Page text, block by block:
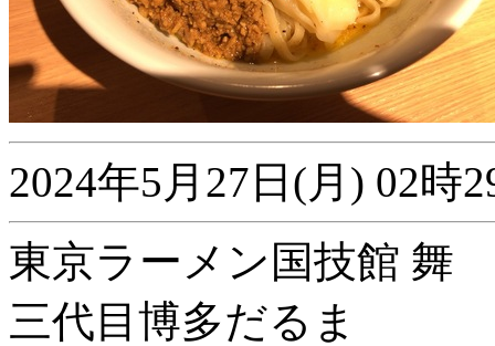
2024年5月27日(月) 02時
東京ラーメン国技館 舞
三代目博多だるま